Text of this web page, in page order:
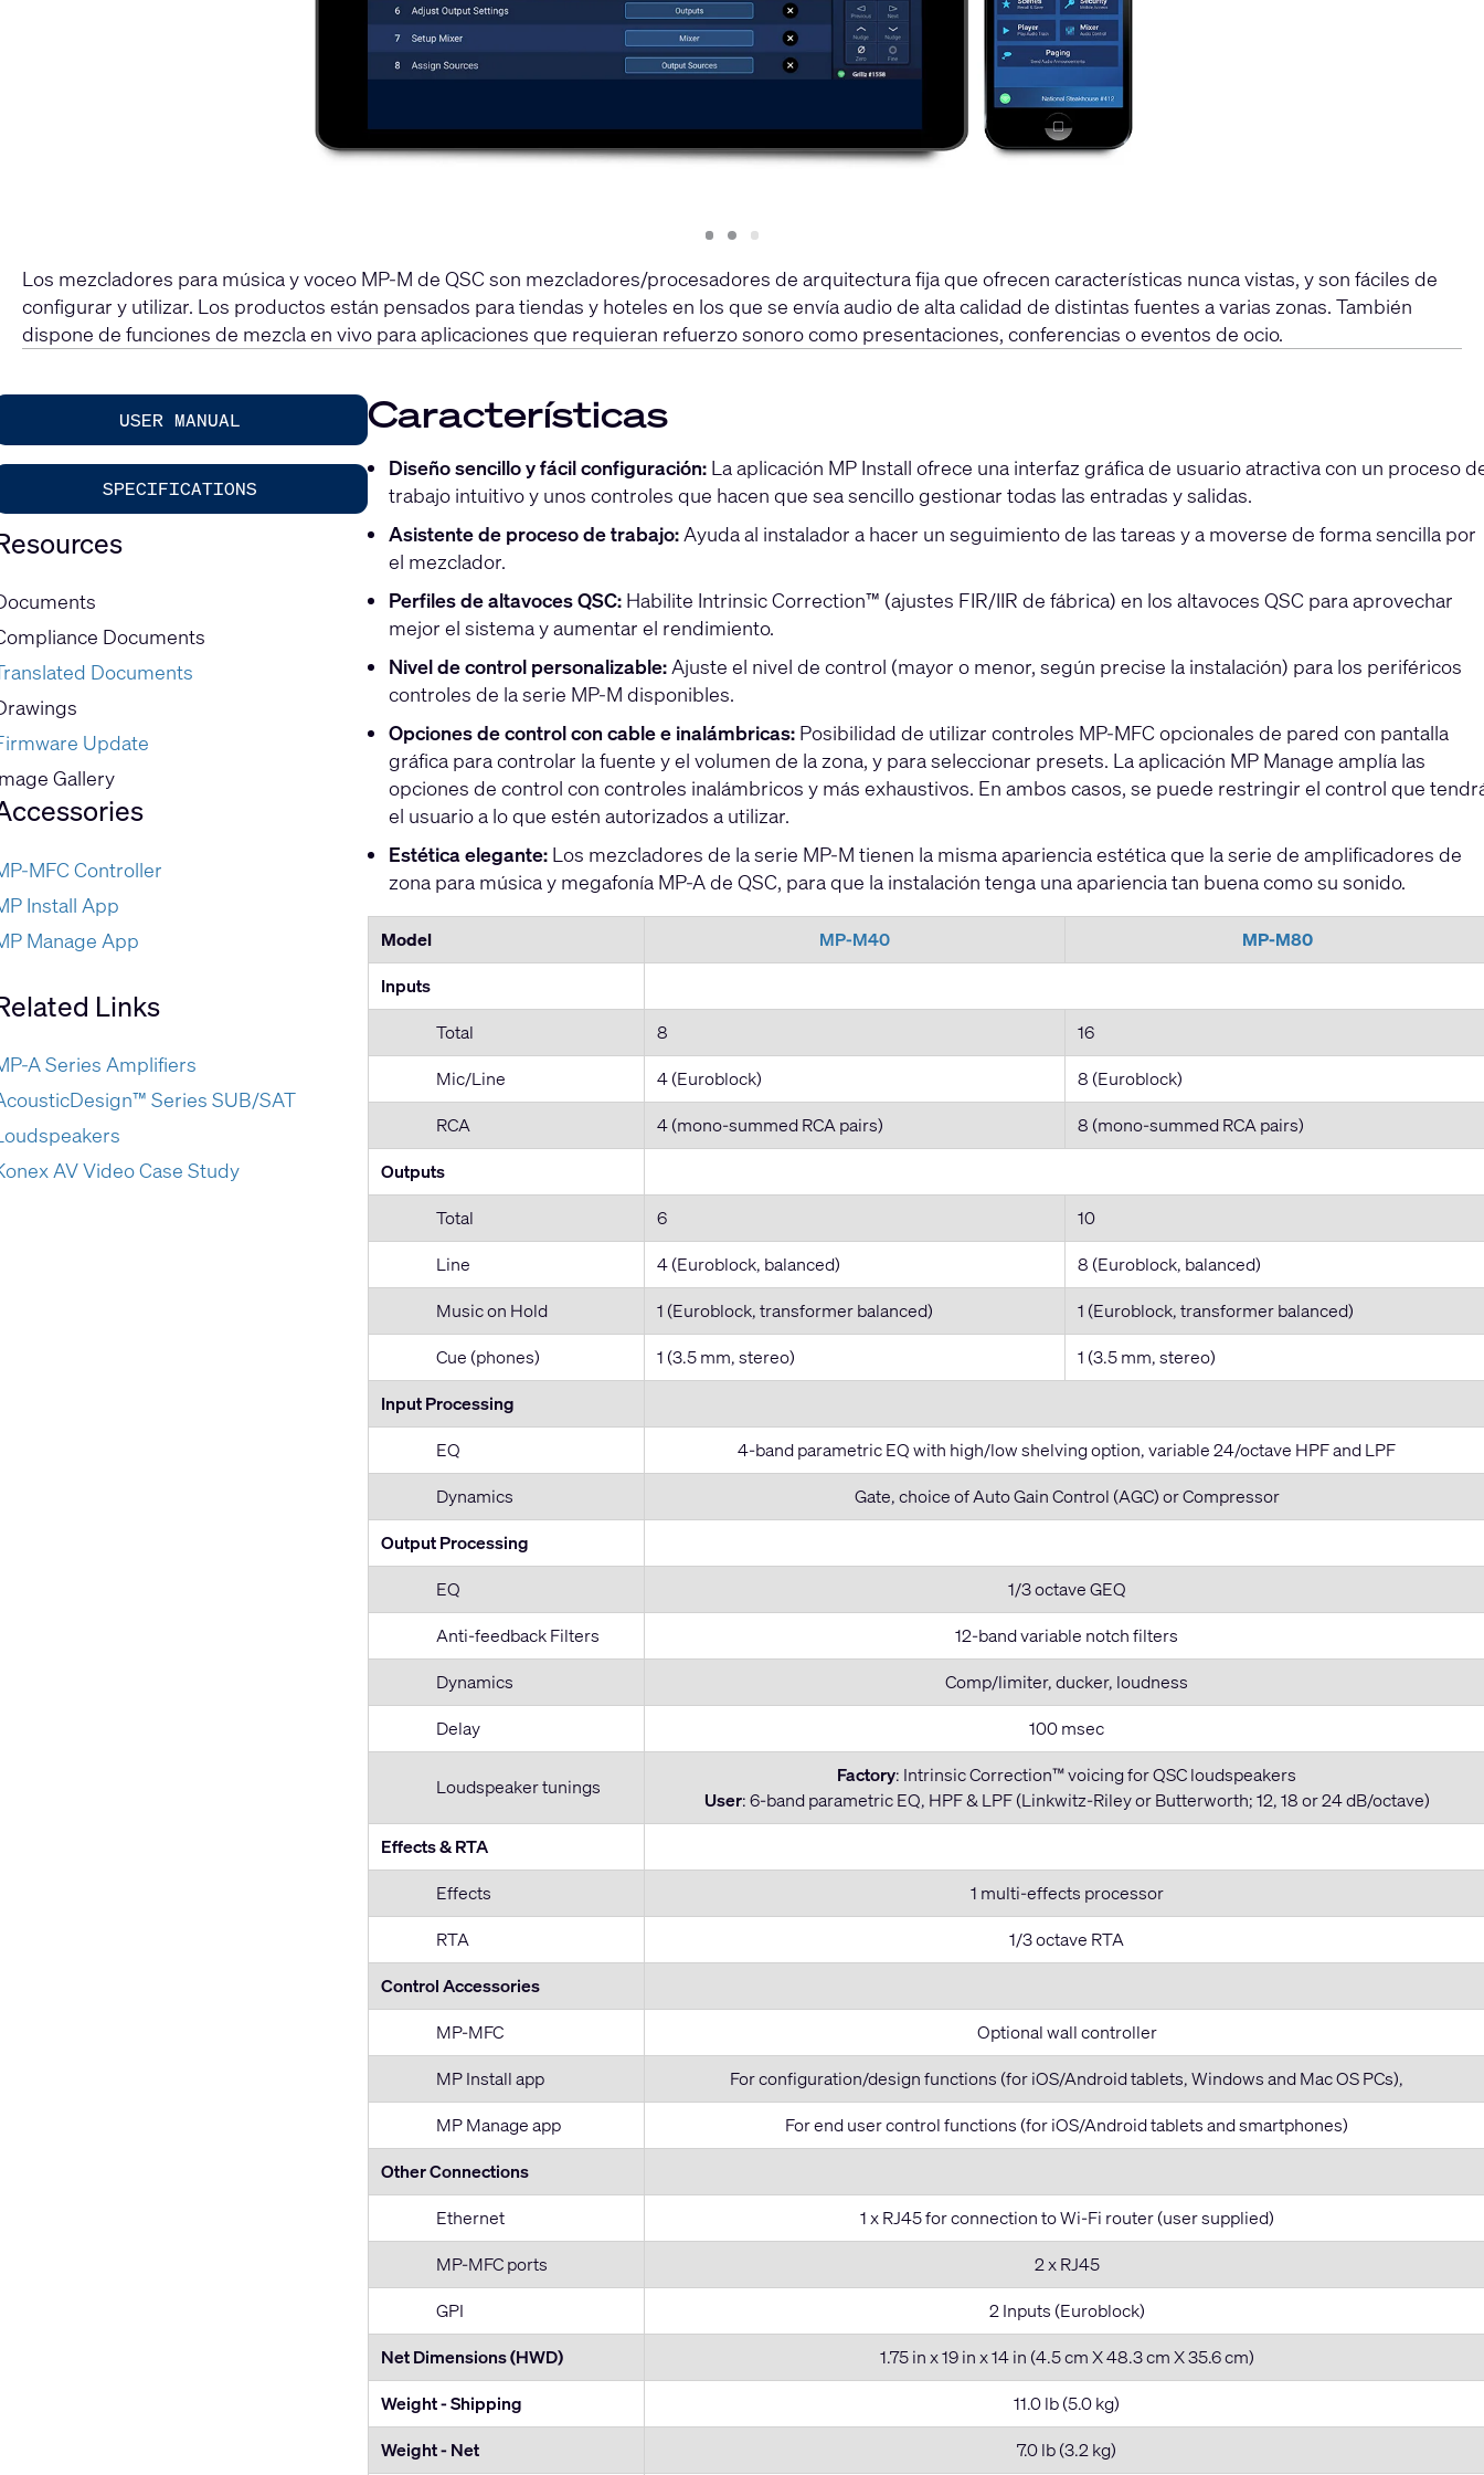
Slide
1 Slide
2 Slide
3
Los mezcladores para música y voceo MP-M de QSC son mezcladores/procesadores de arquitectura fija que ofrecen características nunca vistas, y son fáciles de
configurar y utilizar. Los productos están pensados para tiendas y hoteles en los que se envía audio de alta calidad de distintas fuentes a varias zonas. También
dispone de funciones de mezcla en vivo para aplicaciones que requieran refuerzo sonoro como presentaciones, conferencias o eventos de ocio.
USER MANUAL
SPECIFICATIONS
Documents
Documents
Update
Gallery
MFC Controller
Install App
Manage App
Links
A Series Amplifiers
Series SUB/SAT
AV Video Case Study
Características
Diseño sencillo y fácil configuración:La aplicación MP Install ofrece una interfaz gráfica de usuario atractiva con un proceso
trabajo intuitivo y unos controles que hacen que sea sencillo gestionar todas las entradas y salidas.
Asistente de proceso de trabajo:Ayuda al instalador a hacer un seguimiento de las tareas y a moverse de forma sencilla por
el mezclador.
Perfiles de altavoces QSC:Habilite Intrinsic Correction™ (ajustes FIR/IIR de fábrica) en los altavoces QSC para aprovechar
mejor el sistema y aumentar el rendimiento.
Nivel de control personalizable:Ajuste el nivel de control (mayor o menor, según precise la instalación) para los periféricos
controles de la serie MP-M disponibles.
Opciones de control con cable e inalámbricas:Posibilidad de utilizar controles MP-MFC opcionales de pared con pantalla
gráfica para controlar la fuente y el volumen de la zona, y para seleccionar presets. La aplicación MP Manage amplía las
opciones de control con controles inalámbricos y más exhaustivos. En ambos casos, se puede restringir el control que
el usuario a lo que estén autorizados a utilizar.
Estética elegante:Los mezcladores de la serie MP-M tienen la misma apariencia estética que la serie de amplificadores de
zona para música y megafonía MP-Ade QSC, para que la instalación tenga una apariencia tan buena como su sonido.
Model MP-M40
MP-M80
Inputs
Total
8
16
Mic/Line
4 (Euroblock)
8 (Euroblock)
RCA
4 (mono-summed RCA pairs)
8 (mono-summed RCA pairs)
Outputs
Total
6
10
Line
4 (Euroblock, balanced)
8 (Euroblock, balanced)
Music on Hold
1 (Euroblock, transformer balanced)
1 (Euroblock, transformer balanced)
Cue (phones)
1 (3.5 mm, stereo)
1 (3.5 mm, stereo)
Input Processing
EQ
4-band parametric EQ with high/low shelving option, variable 24/octave HPF and LPF
Dynamics
Gate, choice of Auto Gain Control (AGC) or Compressor
Output Processing
EQ
1/3 octave GEQ
Anti-feedback Filters
12-band variable notch filters
Dynamics
Comp/limiter, ducker, loudness
Delay
100 msec
Loudspeaker tunings Factory: Intrinsic Correction™ voicing for QSC loudspeakers
User: 6-band parametric EQ, HPF & LPF (Linkwitz-Riley or Butterworth; 12, 18 or 24 dB/octave)
Effects & RTA
Effects
1 multi-effects processor
RTA
1/3 octave RTA
Control Accessories
MP-MFC
Optional wall controller
MP Install app
For configuration/design functions (for iOS/Android tablets, Windows and Mac OS PCs),
MP Manage app
For end user control functions (for iOS/Android tablets and smartphones)
Other Connections
Ethernet
1 x RJ45 for connection to Wi-Fi router (user supplied)
MP-MFC ports
2 x RJ45
GPI
2 Inputs (Euroblock)
Net Dimensions (HWD)
1.75 in x 19 in x 14 in (4.5 cm X 48.3 cm X 35.6 cm)
Weight - Shipping
11.0 lb (5.0 kg)
Weight - Net
7.0 lb (3.2 kg)